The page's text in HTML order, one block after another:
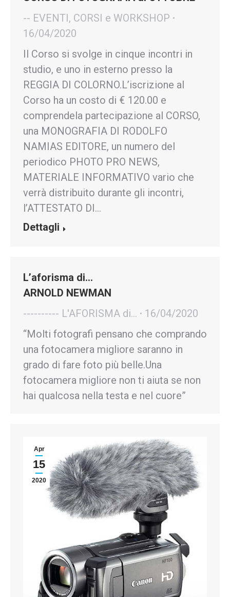
-- EVENTI, CORSI e WORKSHOP
16/04/2020
Il Corso si svolge in cinque incontri in
studio, e uno in esterno presso la
REGGIA DI COLORNO.L’iscrizione al
Corso ha un costo di € 120.00 e
comprendela partecipazione al CORSO,
una MONOGRAFIA DI RODOLFO
NAMIAS EDITORE, un numero del
periodico PHOTO PRO NEWS,
MATERIALE INFORMATIVO vario che
verrà distribuito durante gli incontri,
l’ATTESTATO DI…
Dettagli
L’aforisma di…
ARNOLD NEWMAN
---------- L'AFORISMA di...
16/04/2020
“Molti fotografi pensano che comprando
una fotocamera migliore saranno in
grado di fare foto più belle.Una
fotocamera migliore non ti aiuta se non
hai qualcosa nella testa e nel cuore”
Apr
15
2020